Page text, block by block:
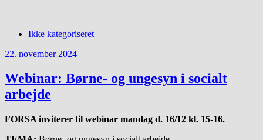
Ikke kategoriseret
22. november 2024
Webinar: Børne- og ungesyn i socialt
arbejde
FORSA inviterer til webinar mandag d. 16/12 kl. 15-16.